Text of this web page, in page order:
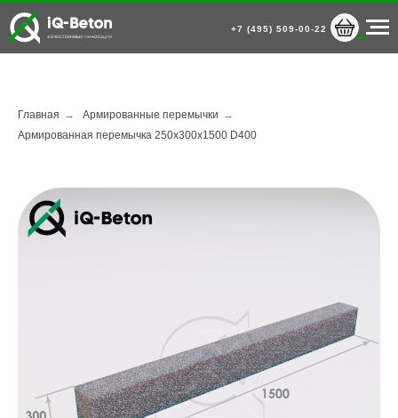
+7 (495) 509-00-22
Главная → Армированные перемычки →
Армированная перемычка 250х300х1500 D400